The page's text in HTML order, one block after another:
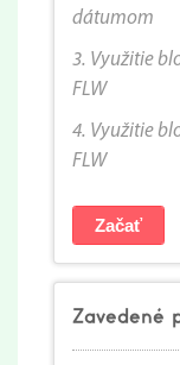
dátumom
3. Využitie
FLW
4. Využitie
FLW
Začať
Zavedené